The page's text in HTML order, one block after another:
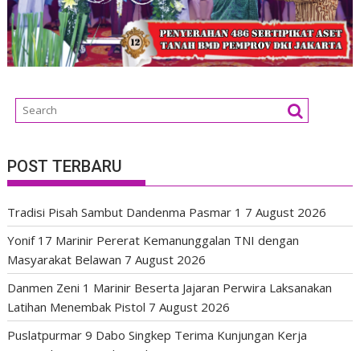
POST TERBARU
Tradisi Pisah Sambut Dandenma Pasmar 1 7 August 2026
Yonif 17 Marinir Pererat Kemanunggalan TNI dengan
Masyarakat Belawan 7 August 2026
Danmen Zeni 1 Marinir Beserta Jajaran Perwira Laksanakan
Latihan Menembak Pistol 7 August 2026
Puslatpurmar 9 Dabo Singkep Terima Kunjungan Kerja